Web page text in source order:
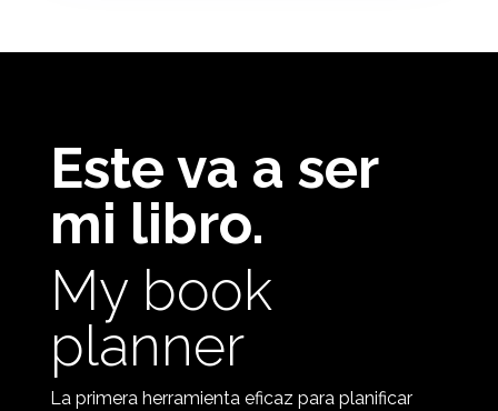
Este va a ser
mi libro.
My book
planner
La primera herramienta eficaz para planificar